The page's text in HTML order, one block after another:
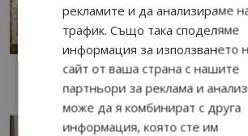
рекламите и да анализираме
трафик. Също така споделяме
информация за използването
сайт от ваша страна с нашите
партньори за реклама и
може да я комбинират с друга
информация, която сте им